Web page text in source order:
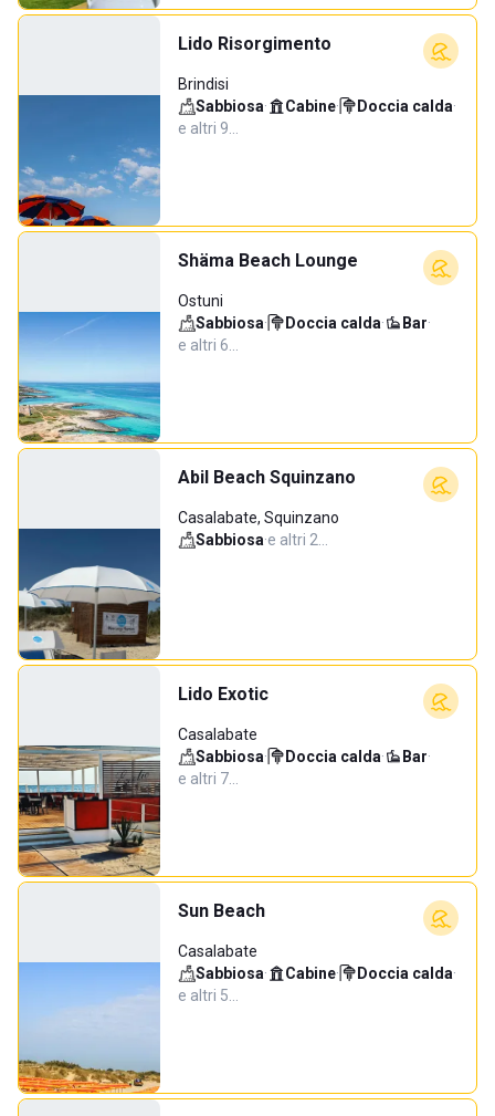
Lido Risorgimento
Brindisi
Sabbiosa· Cabine· Doccia calda·
e altri 9…
Shäma Beach Lounge
Ostuni
Sabbiosa· Doccia calda· Bar·
e altri 6…
Abil Beach Squinzano
Casalabate, Squinzano
Sabbiosa·e altri 2…
Lido Exotic
Casalabate
Sabbiosa· Doccia calda· Bar·
e altri 7…
Sun Beach
Casalabate
Sabbiosa· Cabine· Doccia calda·
e altri 5…